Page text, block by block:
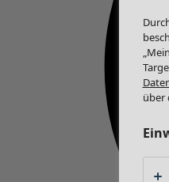
über